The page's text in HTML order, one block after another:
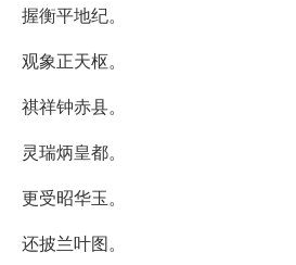
握衡平地纪。
观象正天枢。
祺祥钟赤县。
灵瑞炳皇都。
更受昭华玉。
还披兰叶图。